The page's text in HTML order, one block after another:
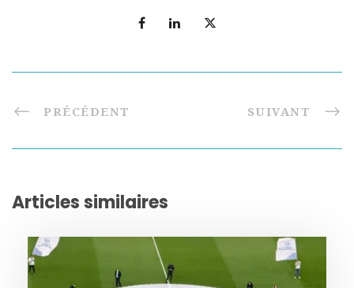
PRÉCÉDENT SUIVANT
Articles similaires